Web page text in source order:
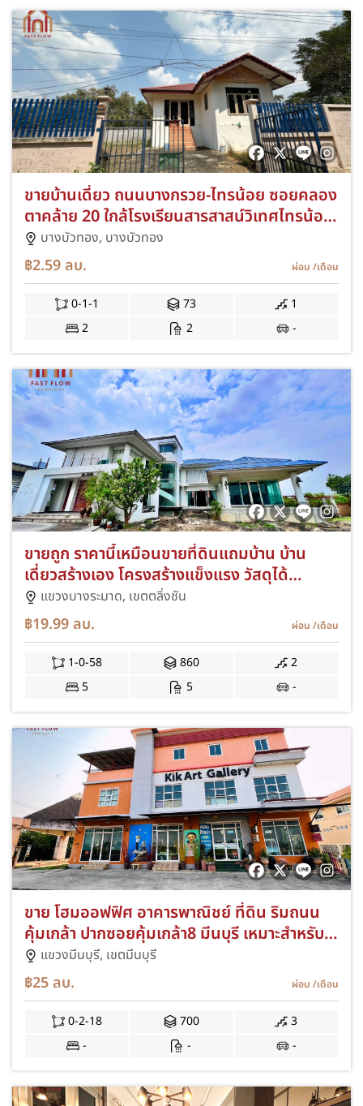
ขายบ้านเดี่ยว ถนนบางกรวย-ไทรน้อย ซอยคลอง
ตาคล้าย 20 ใกล้โรงเรียนสารสาสน์วิเทศไทรน้อย
พิทยาคาร ไทรน้อย บางบัวทอง นนทบุรี
บางบัวทอง, บางบัวทอง
฿2.59ลบ. ผ่อน /เดือน
0-1-1 73
1
2
2 -
ขายถูก ราคานี้เหมือนขายที่ดินแถมบ้าน บ้าน
เดี่ยวสร้างเอง โครงสร้างแข็งแรง วัสดุได้
มาตรฐาน ขนาดใหญ่ ราคาถูก ถนนบรมราชชนนี
97 ขนาด 1 ไร่ 58 ตารางวา
แขวงบางระมาด, เขตตลิ่งชัน
฿19.99ลบ. ผ่อน /เดือน
1-0-58 860
2
5
5 -
ขาย โฮมออฟฟิศ อาคารพาณิชย์ ที่ดิน ริมถนน
คุ้มเกล้า ปากซอยคุ้มเกล้า8 มีนบุรี เหมาะสำหรับ
ทำสำนักงาน Home Office โชว์รูมแสดงสินค้า
Hostel
แขวงมีนบุรี, เขตมีนบุรี
฿25ลบ. ผ่อน /เดือน
0-2-18 700
3
-
- -